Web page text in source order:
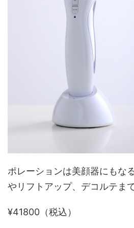
ポレーションは美顔器にもな
やリフトアップ、デコルテま
¥41800（税込）